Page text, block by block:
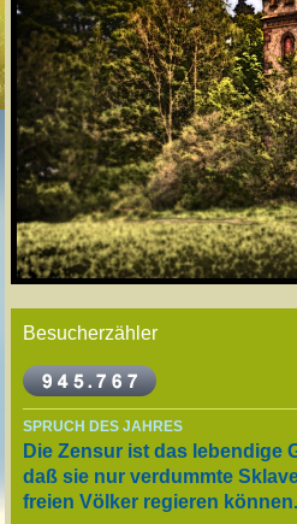
Besucherzähler
SPRUCH DES JAHRES
Die Zensur ist das lebendige
daß sie nur verdummte
freien Völker regieren können.